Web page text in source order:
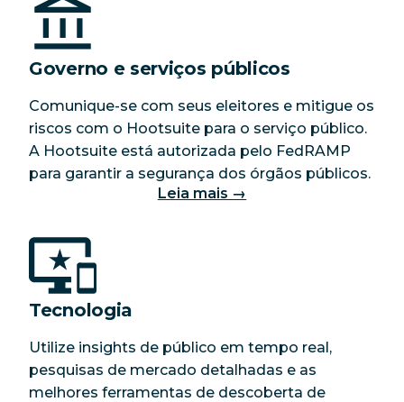
Governo e serviços públicos
Comunique-se com seus eleitores e mitigue os
riscos com o Hootsuite para o serviço público.
A Hootsuite está autorizada pelo FedRAMP
para garantir a segurança dos órgãos públicos.
Leia mais →
Tecnologia
Utilize insights de público em tempo real,
pesquisas de mercado detalhadas e as
melhores ferramentas de descoberta de